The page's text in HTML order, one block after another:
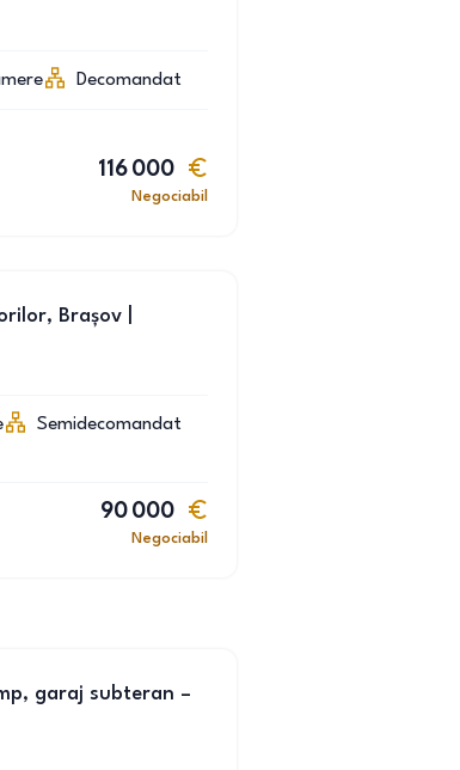
Decomandat
116 000
Negociabil
Brașov |
Semidecomandat
90 000
Negociabil
garaj subteran –